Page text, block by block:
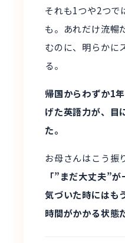
それも1つや2つで
も。あれだけ流暢
むのに、明らかに
る。
帰国からわずか1
げた英語力が、目
た。
お母さんはこう振
「”まだ大丈夫”
気づいた時にはも
時間がかかる状態